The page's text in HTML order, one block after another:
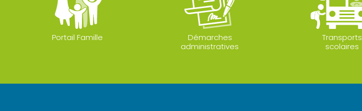
Portail Famille
Démarches
administratives
Transports
scolaires